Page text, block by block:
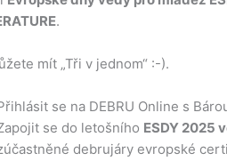
.
mít „Tři v jednom“ :-).
se na DEBRU Online s
se do letošního ESDY 2025
debrujáry evropské